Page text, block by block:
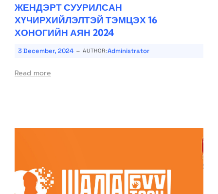
ЖЕНДЭРТ СУУРИЛСАН
ХҮЧИРХИЙЛЭЛТЭЙ ТЭМЦЭХ 16
ХОНОГИЙН АЯН 2024
3 December, 2024 - AUTHOR:Administrator
Read more